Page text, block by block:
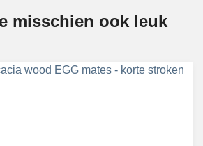
misschien ook leuk